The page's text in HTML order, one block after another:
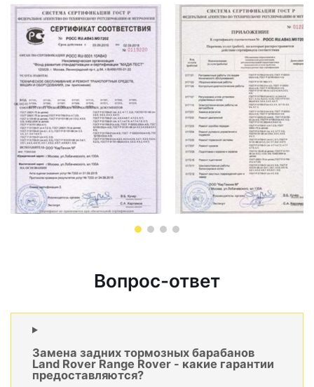
Вопрос-ответ
Замена задних тормозных барабанов
Land Rover Range Rover - какие гарантии
предоставляются?